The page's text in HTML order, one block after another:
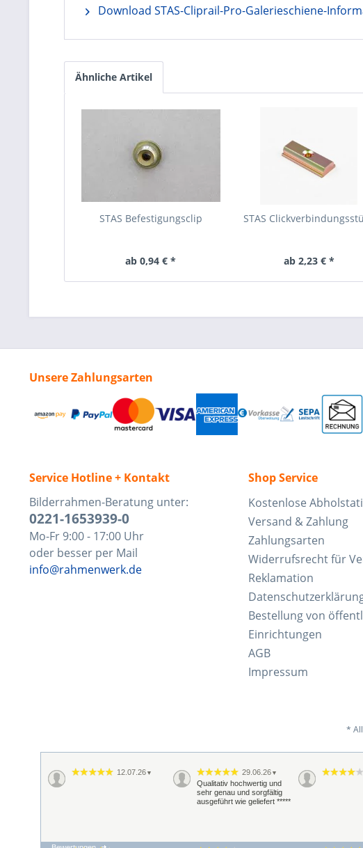
Download STAS-Cliprail-Pro-Galerieschiene-
Ähnliche Artikel
STAS Befestigungsclip
ab 0,94 € *
STAS
ab 2,23 € *
Unsere Zahlungsarten
Service Hotline + Kontakt
Bilderrahmen-Beratung unter:
0221-1653939-0
Mo-Fr 9:00 - 17:00 Uhr
oder besser per Mail
info@rahmenwerk.de
Shop Service
Kostenlose
Versand & Zahlung
Zahlungsarten
Widerrufsrecht für
Reklamation
Bestellung von
Einrichtungen
AGB
Impressum
*
12.07.26 ▼ 29.06.26 ▼
Qualitativ hochwertig und
sehr genau und sorgfältig
ausgeführt wie geliefert *****